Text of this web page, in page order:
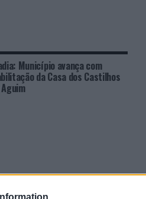
Município avança com
da Casa dos Castilhos